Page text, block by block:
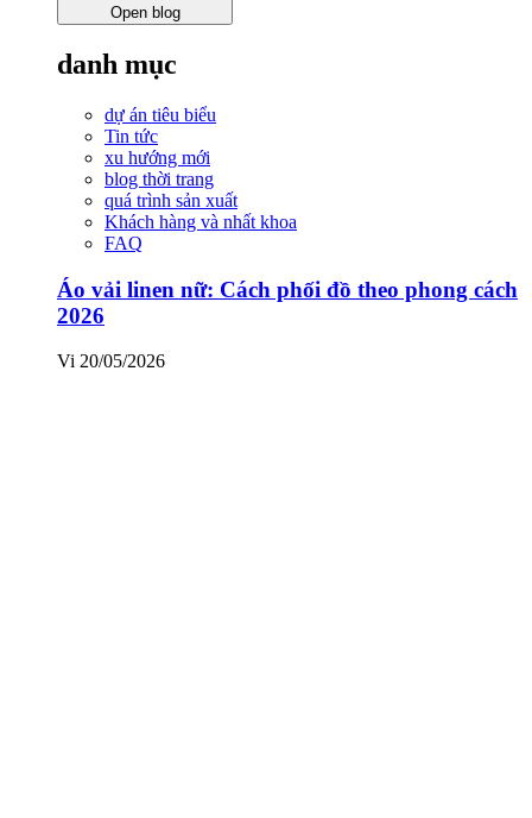
Open blog
danh mục
dự án tiêu biểu
Tin tức
xu hướng mới
blog thời trang
quá trình sản xuất
Khách hàng và nhất khoa
FAQ
Áo vải linen nữ: Cách phối đồ theo phong cách
2026
Vi 20/05/2026